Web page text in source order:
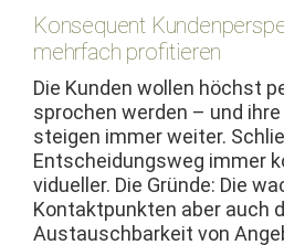
Konsequent
mehrfach profitieren
Die Kun­den wollen höchst
sprochen wer­den – und
steigen immer weit­er.
Entschei­dungsweg immer
vidu­eller. Die Gründe: Die
Kon­tak­t­punk­ten aber auch
Aus­tauschbarkeit von